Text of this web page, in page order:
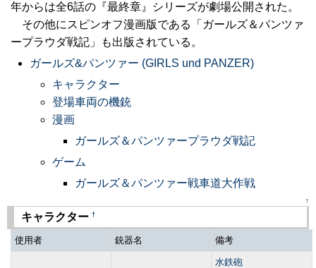
年からは全6話の『最終章』シリーズが劇場公開された。
その他にスピンオフ漫画版である「ガールズ＆パンツァ
ープラウダ戦記」も出版されている。
ガールズ&パンツァー (GIRLS und PANZER)
キャラクター
登場車両の機銃
漫画
ガールズ＆パンツァープラウダ戦記
ゲーム
ガールズ＆パンツァー戦車道大作戦
↑
キャラクター †
使用者 銃器名 備考
水鉄砲